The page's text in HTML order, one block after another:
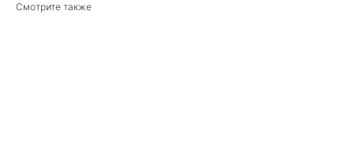
Смотрите также